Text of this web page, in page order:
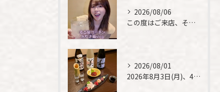
2026/08/06
この度はご来店、そして素敵なご紹介誠にありがとうございます✨...
2026/08/01
2026年8月3日(月)、4日(火)は、臨時休業させて頂きま...